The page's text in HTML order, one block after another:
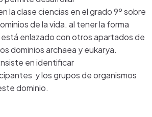
la clase ciencias en el grado 9º sobre
de la vida. al tener la forma
enlazado con otros apartados de
dominios archaea y eukarya.
en identificar
y los grupos de organismos
dominio.